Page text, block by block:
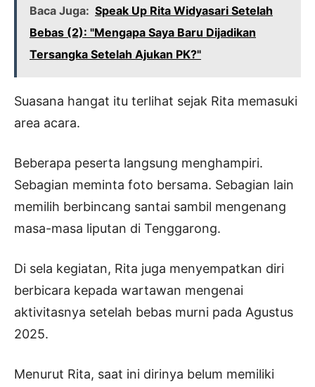
Baca Juga: Speak Up Rita Widyasari Setelah
Bebas (2): "Mengapa Saya Baru Dijadikan
Tersangka Setelah Ajukan PK?"
Suasana hangat itu terlihat sejak Rita memasuki
area acara.
Beberapa peserta langsung menghampiri.
Sebagian meminta foto bersama. Sebagian lain
memilih berbincang santai sambil mengenang
masa-masa liputan di Tenggarong.
Di sela kegiatan, Rita juga menyempatkan diri
berbicara kepada wartawan mengenai
aktivitasnya setelah bebas murni pada Agustus
2025.
Menurut Rita, saat ini dirinya belum memiliki